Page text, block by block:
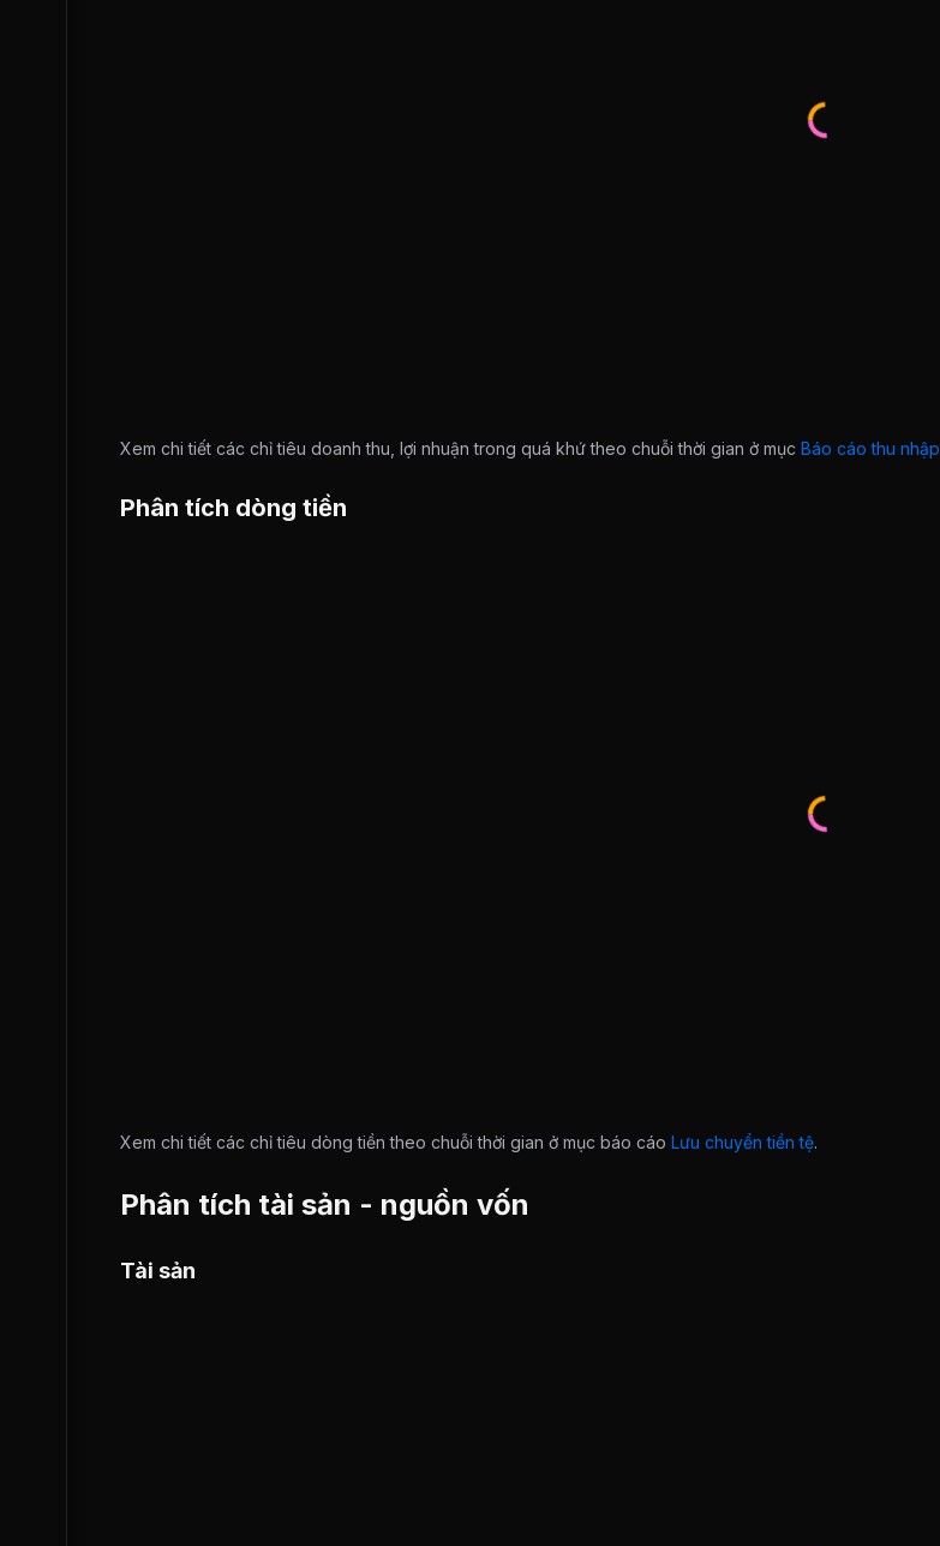
Xem chi tiết các chỉ tiêu doanh thu, lợi nhuận trong quá khứ theo chuỗi thời gian ở mục Báo cáo thu nhập
Phân tích dòng tiền
Xem chi tiết các chỉ tiêu dòng tiền theo chuỗi thời gian ở mục báo cáo Lưu chuyển tiền tệ.
Phân tích tài sản - nguồn vốn
Tài sản